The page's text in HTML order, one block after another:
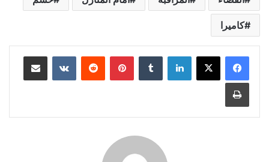
كاميرا
لينكدإن بينتيريست مشاركة عبر البريد
طباعة